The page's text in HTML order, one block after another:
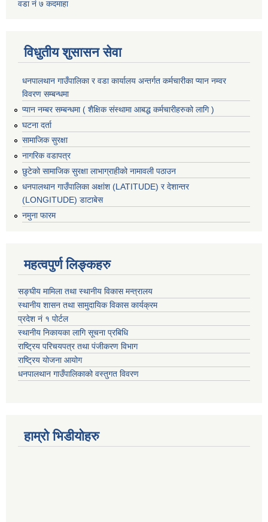
वडा नं ७ कदमाहा
विधुतीय शुसासन सेवा
धनपालथान गाउँपालिका र वडा कार्यालय अन्तर्गत कर्मचारीका प्यान नम्वर
विवरण सम्बन्धमा
प्यान नम्बर सम्बन्धमा ( शैक्षिक संस्थामा आबद्ध कर्मचारीहरुको लागि )
घटना दर्ता
सामाजिक सुरक्षा
नागरिक वडापत्र
छुटेको सामाजिक सुरक्षा लाभाग्राहीको नामावली पठाउन
धनपालथान गाउँपालिका अक्षांश (LATITUDE) र देशान्तर
(LONGITUDE) डाटाबेस
नमुना फारम
महत्वपुर्ण लिङ्कहरु
सङ्घीय मामिला तथा स्थानीय विकास मन्त्रालय
स्थानीय शासन तथा सामुदायिक विकास कार्यक्रम
प्रदेश नं १ पोर्टल
स्थानीय निकायका लागि सूचना प्रबिधि
राष्ट्रिय परिचयपत्र तथा पंजीकरण विभाग
राष्ट्रिय योजना आयोग
धनपालथान गाउँपालिकाको वस्तुगत विवरण
हाम्रो भिडीयोहरु